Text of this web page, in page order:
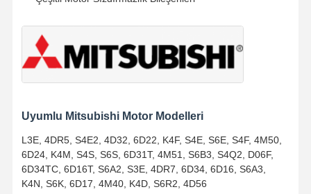
Motor Silindir Kafası
dizel motor kam mili
Motor turboşarjı
Uyumlu Mitsubishi Motor Modelleri
L3E, 4DR5, S4E2, 4D32, 6D22, K4F, S4E, S6E, S4F, 4M50,
6D24, K4M, S4S, S6S, 6D31T, 4M51, S6B3, S4Q2, D06F,
6D34TC, 6D16T, S6A2, S3E, 4DR7, 6D34, 6D16, S6A3,
K4N, S6K, 6D17, 4M40, K4D, S6R2, 4D56